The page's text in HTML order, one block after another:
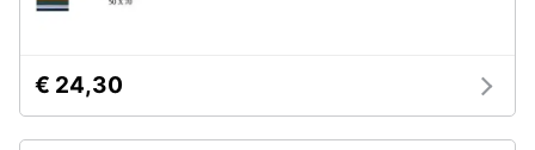
€ 24,30